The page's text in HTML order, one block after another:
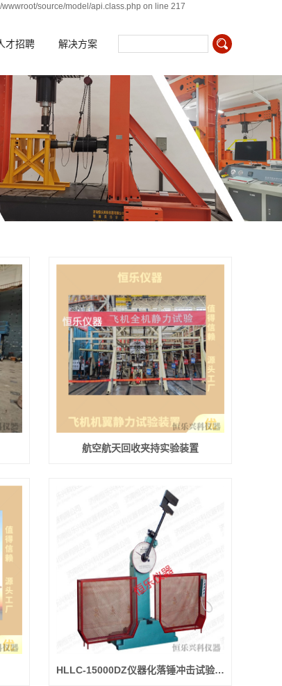
source/model/api.class.php on line 217
才招聘 解决方案
航空航天回收夹持实验装置
HLLC-15000DZ仪器化落锤冲击试验系统